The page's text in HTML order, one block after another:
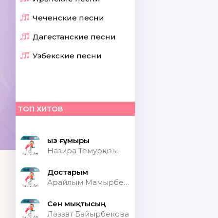
Чеченские песни
Дагестанские песни
Узбекские песни
ТОП ХИТОВ
Қыз ғұмыры
Назира Темурқызы
Достарым
Арайлым Мамырбекқызы
Сен мықтысың
Ләззат Байырбекова